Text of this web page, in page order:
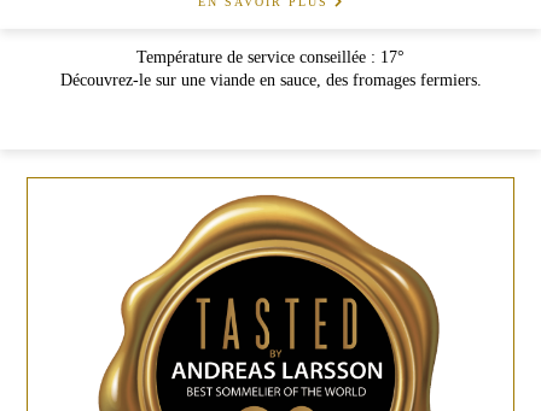
Température de service conseillée : 17°
Découvrez-le sur une viande en sauce, des fromages fermiers.